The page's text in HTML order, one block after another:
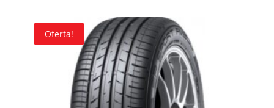
Oferta!